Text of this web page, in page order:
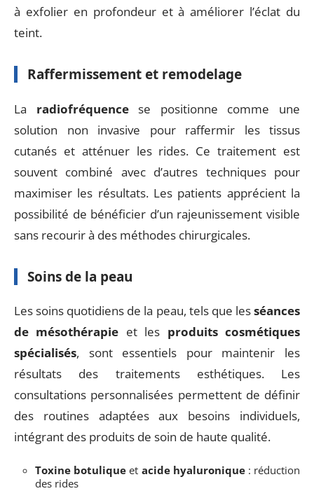
à exfolier en profondeur et à améliorer l’éclat du
teint.
Raffermissement et remodelage
La radiofréquencese positionne comme une
solution non invasive pour raffermir les tissus
cutanés et atténuer les rides. Ce traitement est
souvent combiné avec d’autres techniques pour
maximiser les résultats. Les patients apprécient la
possibilité de bénéficier d’un rajeunissement visible
sans recourir à des méthodes chirurgicales.
Soins de la peau
Les soins quotidiens de la peau, tels que lesséances
de mésothérapie et les produits cosmétiques
spécialisés, sont essentiels pour maintenir les
résultats des traitements esthétiques. Les
consultations personnalisées permettent de définir
des routines adaptées aux besoins individuels,
intégrant des produits de soin de haute qualité.
Toxine botulique et acide hyaluronique: réduction
des rides